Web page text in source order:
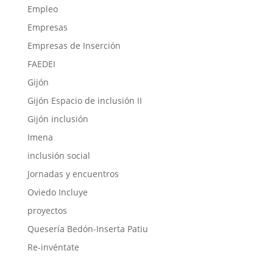
Empleo
Empresas
Empresas de Inserción
FAEDEI
Gijón
Gijón Espacio de inclusión II
Gijón inclusión
Imena
inclusión social
Jornadas y encuentros
Oviedo Incluye
proyectos
Quesería Bedón-Inserta Patiu
Re-invéntate